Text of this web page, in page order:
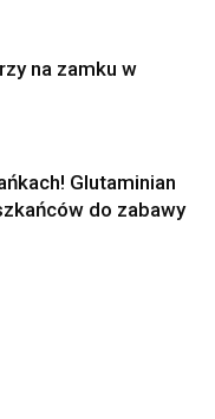
na zamku w
Glutaminian
do zabawy